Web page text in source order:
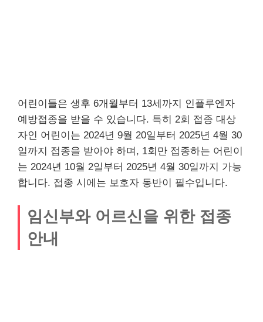
어린이들은 생후 6개월부터 13세까지 인플루엔자
예방접종을 받을 수 있습니다. 특히 2회 접종 대상
자인 어린이는 2024년 9월 20일부터 2025년 4월 30
일까지 접종을 받아야 하며, 1회만 접종하는 어린이
는 2024년 10월 2일부터 2025년 4월 30일까지 가능
합니다. 접종 시에는 보호자 동반이 필수입니다.
임신부와 어르신을 위한 접종
안내